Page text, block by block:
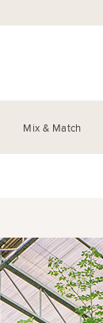
Mix & Match